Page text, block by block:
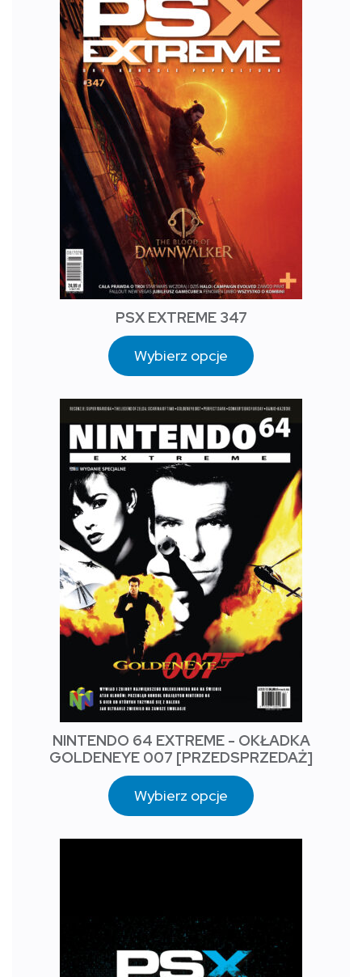
PSX EXTREME 347
Wybierz opcje
NINTENDO 64 EXTREME - OKŁADKA
GOLDENEYE 007 [PRZEDSPRZEDAŻ]
Wybierz opcje